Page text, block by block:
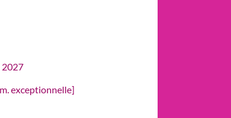
2027
exceptionnelle]